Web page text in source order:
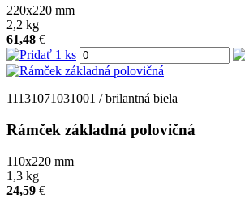
220x220 mm
2,2 kg
61,48 €
11131071031001 / brilantná biela
Rámček základná polovičná
110x220 mm
1,3 kg
24,59 €